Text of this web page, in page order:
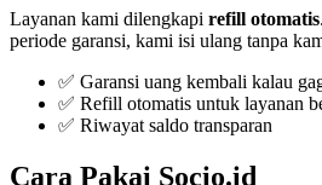
Layanan kami dilengkapi refill otomatis
periode garansi, kami isi ulang tanpa
✅ Garansi uang kembali kalau
✅ Refill otomatis untuk layanan
✅ Riwayat saldo transparan
Cara Pakai Socio.id